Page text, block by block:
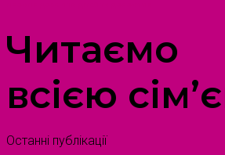
Читаємо
всією
Останні публікації